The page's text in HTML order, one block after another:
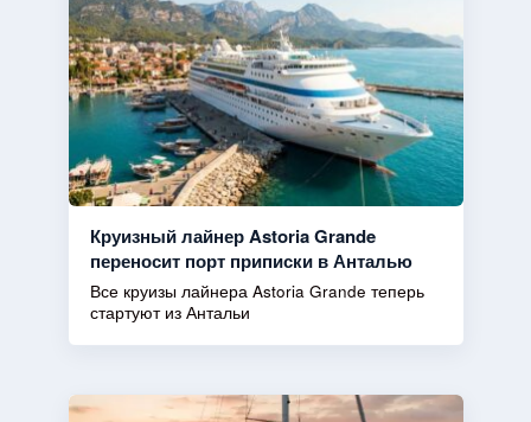
Круизный лайнер Astoria Grande
переносит порт приписки в Анталью
Все круизы лайнера Astoria Grande теперь
стартуют из Антальи